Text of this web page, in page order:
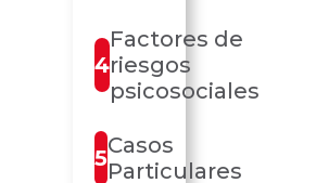
4
Factores de
riesgos
psicosociales
5Casos
Particulares